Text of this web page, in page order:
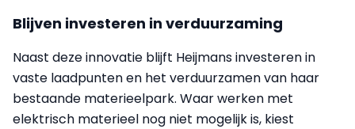
Blijven investeren in verduurzaming
Naast deze innovatie blijft Heijmans investeren in
vaste laadpunten en het verduurzamen van haar
bestaande materieelpark. Waar werken met
elektrisch materieel nog niet mogelijk is, kiest